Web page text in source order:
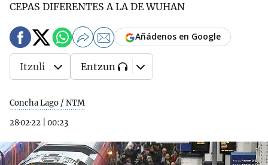
CEPAS DIFERENTES A LA DE WUHAN
Concha Lago / NTM
28·02·22
00:23
Añádenos en Google
Itzuli Entzun